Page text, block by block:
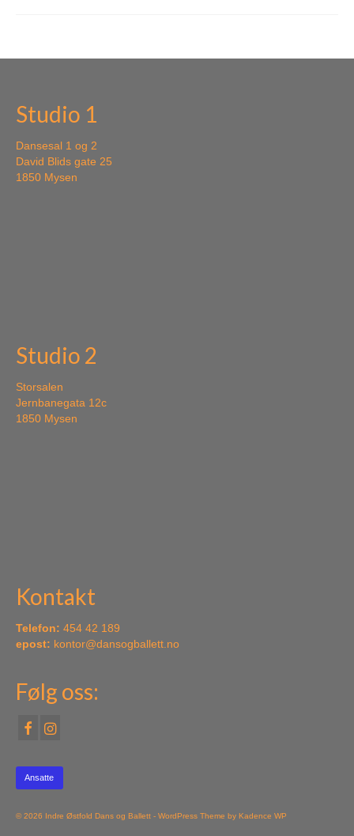
Studio 1
Dansesal 1 og 2
David Blids gate 25
1850 Mysen
Studio 2
Storsalen
Jernbanegata 12c
1850 Mysen
Kontakt
Telefon: 454 42 189
epost: kontor@dansogballett.no
Følg oss:
Ansatte
© 2026 Indre Østfold Dans og Ballett - WordPress Theme by Kadence WP